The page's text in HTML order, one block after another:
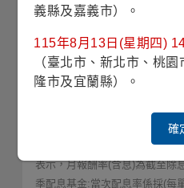
淨值
每單位 分配金額
(美元)
當次配息率(%)
表示，月報酬率(含息)為截至除
季配息基金:當次配息率係採(每
義縣及嘉義市）。
115年8月13日(星期四)
（臺北市、新北市、桃
隆市及宜蘭縣）。
確